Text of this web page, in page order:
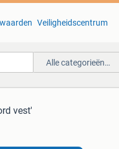
Veiligheidscentrum
Alle categorieën…
vest'